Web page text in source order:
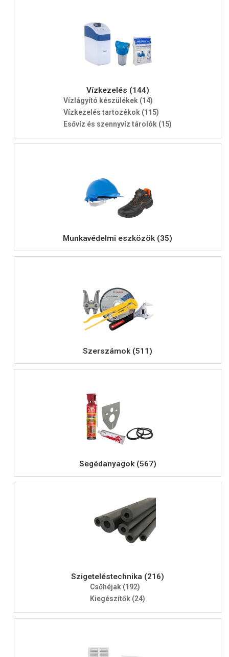
Vízkezelés (144)
Vízlágyító készülékek (14)
Vízkezelés tartozékok (115)
Esővíz és szennyvíz tárolók (15)
Munkavédelmi eszközök (35)
Szerszámok (511)
Segédanyagok (567)
Szigeteléstechnika (216)
Csőhéjak (192)
Kiegészítők (24)